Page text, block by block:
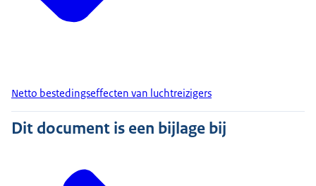
Netto bestedingseffecten van luchtreizigers
Dit document is een bijlage bij